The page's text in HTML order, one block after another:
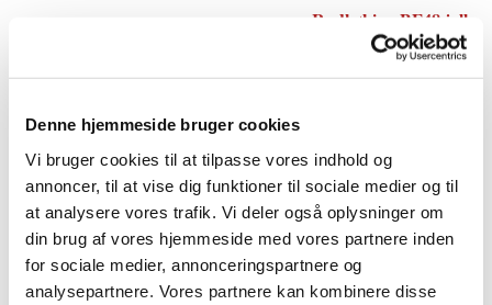
Denne hjemmeside bruger cookies
Vi bruger cookies til at tilpasse vores indhold og
annoncer, til at vise dig funktioner til sociale medier og til
at analysere vores trafik. Vi deler også oplysninger om
din brug af vores hjemmeside med vores partnere inden
for sociale medier, annonceringspartnere og
analysepartnere. Vores partnere kan kombinere disse
Rudkøbing BF48 jolle
15 HK motor
Båden er anskaffet 2002. Navnet har relationer til en båd opkaldt efter
en coaster, - og da coasterens ejer og skipper gik på pension anskaffede
han og hustruen en lystbåd, der også fik navnet "Mars".
I denne båd sejlede de i sommerhalvåret rundt, til de samme havne som
coasteren i sin tid anløb og sluttede altid sæsonen i Hjarbæk. En
sensommerdag kæntrede en sjægt på fjorden, "Mars" der lå sejlklar i
havnen ilede til undsætning og fik alle i land i god behold.